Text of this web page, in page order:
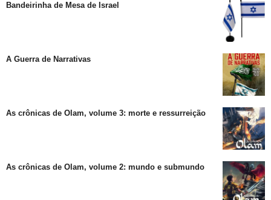
Bandeirinha de Mesa de Israel
A Guerra de Narrativas
As crônicas de Olam, volume 3: morte e ressurreição
As crônicas de Olam, volume 2: mundo e submundo